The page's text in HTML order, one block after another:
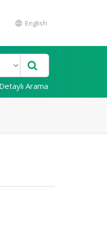
English
Detaylı Arama